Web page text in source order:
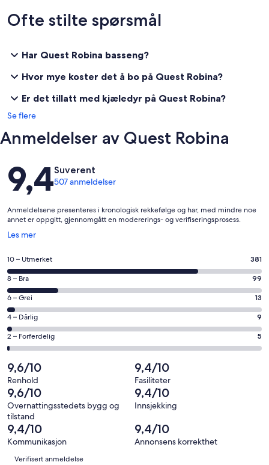
Ofte stilte spørsmål
Har Quest Robina basseng?
Hvor mye koster det å bo på Quest Robina?
Er det tillatt med kjæledyr på Quest Robina?
Se flere
Anmeldelser av Quest Robina
Anmeldelser
9,4Suverent
507 anmeldelser
Anmeldelsene presenteres i kronologisk rekkefølge og har, med mindre noe
annet er oppgitt, gjennomgått en modererings- og verifiseringsprosess.
Les mer
Åpnes
et
nytt
vindu
Rangering
på
10
−
Utmerket.
381
av
totalt
507
anmeldelser.
10 – Utmerket 381
Rangering
på
8
−
Bra.
99
totalt
507
anmeldelser.
8 – Bra 99
Rangering
på
6
−
Grei.
13
av
totalt
507
anmeldelser.
6 – Grei 13
Rangering
på
4
Dårlig.
9
av
totalt
507
anmeldelser.
4 – Dårlig 9
Rangering
på
2
−
Forferdelig.
5
av
totalt
507
2 – Forferdelig 5
9,6/10
Renhold
9,4/10
Fasiliteter
9,6/10
Overnattingsstedets bygg og
tilstand
9,4/10
Innsjekking
9,4/10
Kommunikasjon
9,4/10
Annonsens korrekthet
Anmeldelser
Verifisert anmeldelse